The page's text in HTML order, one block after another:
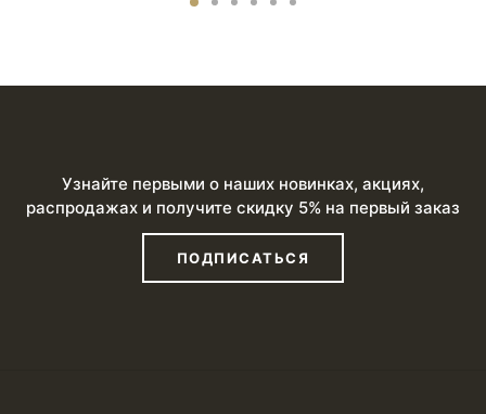
Узнайте первыми о наших новинках, акциях,
распродажах и получите скидку 5% на первый заказ
ПОДПИСАТЬСЯ